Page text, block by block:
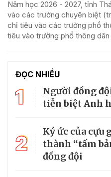
Năm học 2026 - 2027, tỉnh
vào các trường chuyên biệt
chỉ tiêu vào các trường phổ
tiêu vào trường phổ thông
ĐỌC NHIỀU
1
Người đồng
tiễn biệt Anh
2
Ký ức của cựu
thành “tấm
đồng đội